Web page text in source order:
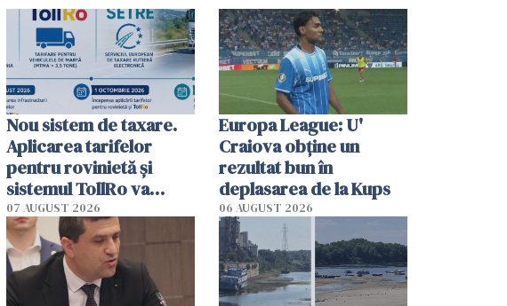
Nou sistem de taxare.
Aplicarea tarifelor
pentru rovinietă şi
sistemul TollRo va
începe la 1 octombrie
07 AUGUST 2026
Europa League: U'
Craiova obține un
rezultat bun în
deplasarea de la Kups
06 AUGUST 2026